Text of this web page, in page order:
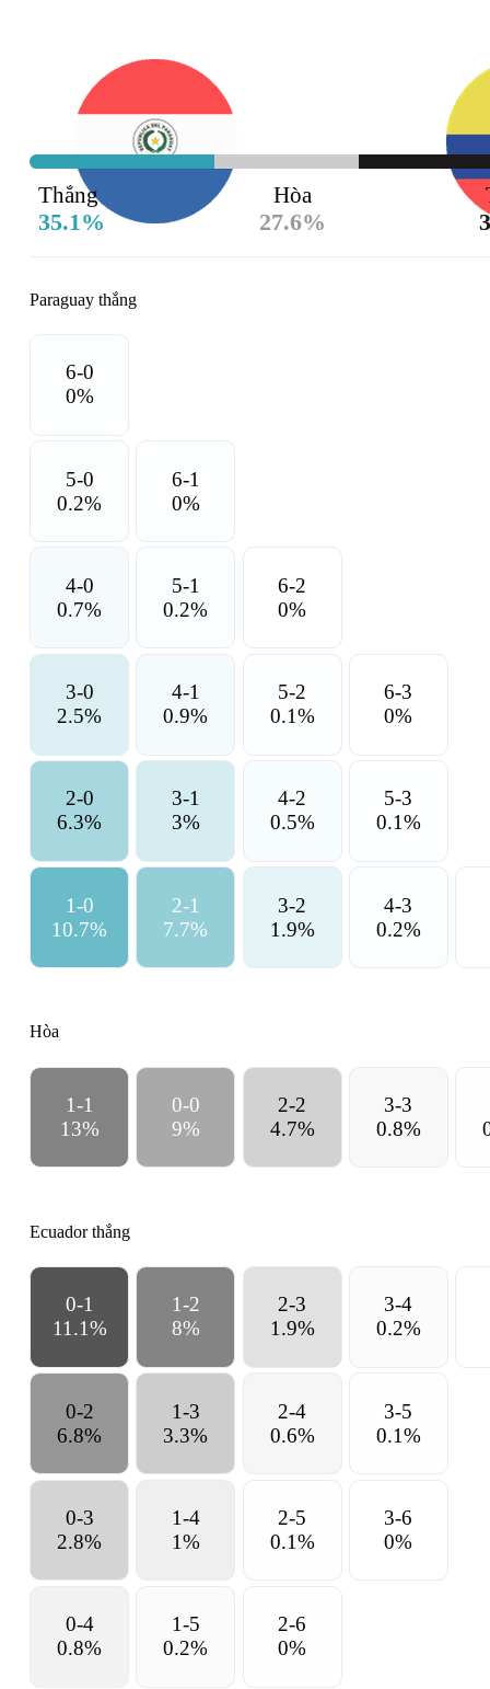
08 Campana
Thắng
35.1 %
Hòa
27.6%
Paraguay thắng
6-0
0%
5-0
0.2%
6-1
0%
4-0
0.7%
5-1
0.2%
6-2
0%
3-0
2.5%
4-1
0.9%
5-2
0.1%
6-3
0%
2-0
6.3%
3-1
3%
4-2
0.5%
5-3
0.1%
1-0
10.7%
2-1
7.7%
3-2
1.9%
4-3
0.2%
Hòa
1-1
13%
0-0
9%
2-2
4.7%
3-3
0.8%
Ecuadorthắng
0-1
11.1%
1-2
8%
2-3
1.9%
3-4
0.2%
0-2
6.8%
1-3
3.3%
2-4
0.6%
3-5
0.1%
0-3
2.8%
1-4
1%
2-5
0.1%
3-6
0%
0-4
0.8%
1-5
0.2%
2-6
0%